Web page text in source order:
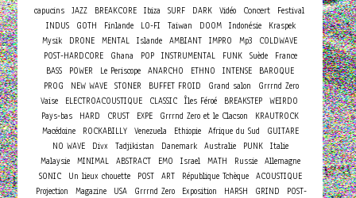
capucins JAZZ BREAKCORE Ibiza SURF DARK Vidéo Concert
Festival
INDUS
GOTH Finlande LO-FI Taiwan DOOM Indonésie
Kraspek
Mysik
DRONE MENTAL Islande AMBIANT IMPRO Mp3
COLDWAVE
POST-HARDCORE
Ghana POP INSTRUMENTAL FUNK Suède
France
BASS
POWER Le Periscope ANARCHO ETHNO INTENSE
BAROQUE
PROG
NEW WAVE STONER BUFFET FROID Grand salon
Grrrnd Zero
Vaise
ELECTROACOUSTIQUE CLASSIC Îles Féroé BREAKSTEP WEIRDO
Pays-bas
HARD CRUST EXPE Grrrnd Zero et le Clacson
KRAUTROCK
Macédoine
ROCKABILLY Venezuela Ethiopie Afrique du Sud
GUITARE
NO WAVE
Divx Tadjikistan Danemark Australie PUNK
Italie
Malaysie
MINIMAL ABSTRACT EMO Israel MATH Russie
Allemagne
SONIC
Un lieux chouette POST ART République Tchèque
ACOUSTIQUE
Projection
Magazine USA Grrrnd Zero Exposition HARSH GRIND
POST-